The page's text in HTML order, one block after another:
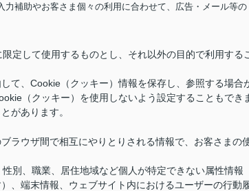
力補助やお客さま個々の利用に合わせて、広告・メール等の
定して使用するものとし、それ以外の目的で利用する
て、Cookie（クッキー）情報を保存し、参照する場合
（クッキー）を使用しないよう設定することもでき
があります。
ラウザ間で相互にやりとりされる情報で、お客さまの
別、職業、居住地域など個人が特定できない属性情報
、端末情報、ウェブサイト内におけるユーザーの行動